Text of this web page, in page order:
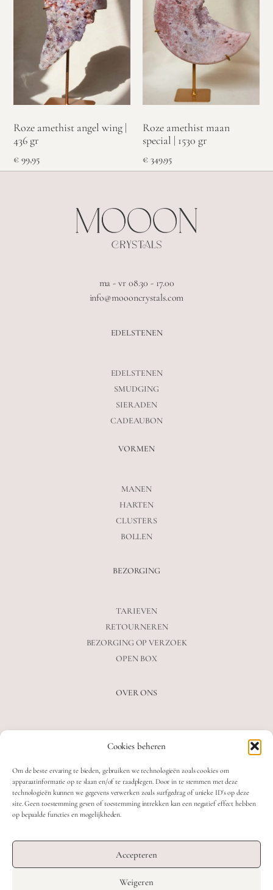
Cookies beheren
Om de beste ervaring te bieden, gebruiken we technologieën zoals cookies om
apparaatinformatie op te slaan en/of te raadplegen. Door in te stemmen met deze
technologieën kunnen we gegevens verwerken zoals surfgedrag of unieke ID's op deze
site. Geen toestemming geven of toestemming intrekken kan een negatief effect hebben
op bepaalde functies en mogelijkheden.
Accepteren
Weigeren
Roze amethist angel wing |
436 gr
€ 99,95
Roze amethist maan
special | 1530 gr
€349,95
ma - vr 08.30 - 17.00
info@moooncrystals.com
EDELSTENEN
EDELSTENEN
SMUDGING
SIERADEN
CADEAUBON
VORMEN
MANEN
HARTEN
CLUSTERS
BOLLEN
BEZORGING
TARIEVEN
RETOURNEREN
BEZORGING OP VERZOEK
OPEN BOX
OVER ONS
VEELGESTELDE VRAGEN
OVER ONS
CONTACT
TERMS & CONDITIONS